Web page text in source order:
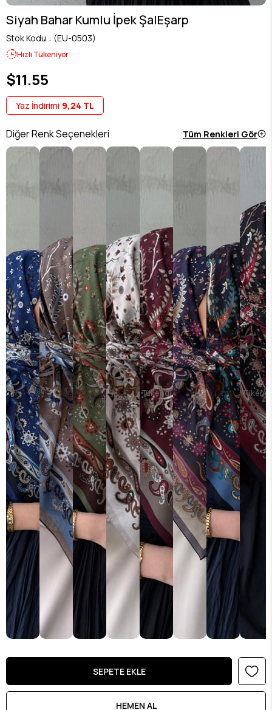
Siyah Bahar Kumlu İpek ŞalEşarp
Stok Kodu (EU-0503)
Hızlı Tükeniyor
$11.55
Yaz İndirimi 9,24 TL
Diğer Renk Seçenekleri Tüm Renkleri Gör
Tükendi Tükendi